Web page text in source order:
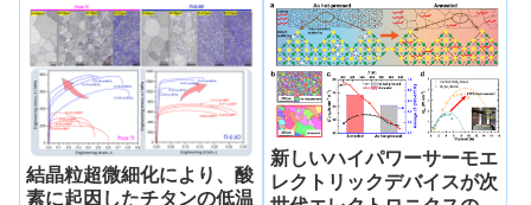
結晶粒超微細化により、酸
素に起因したチタンの低温
新しいハイパワーサーモエ
レクトリックデバイスが次